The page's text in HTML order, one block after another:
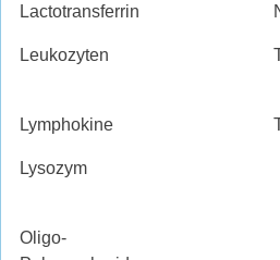
Lactotransferrin
Leukozyten
Lymphokine
Lysozym
Oligo-